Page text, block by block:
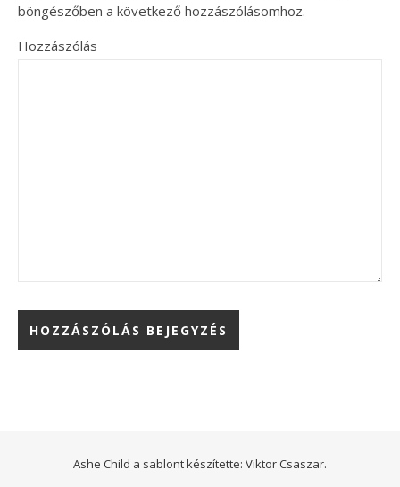
böngészőben a következő hozzászólásomhoz.
Hozzászólás
Ashe Child a sablont készítette: Viktor Csaszar.